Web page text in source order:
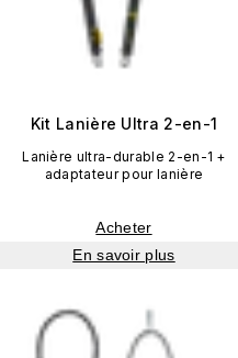
Kit Lanière Ultra 2-en-1
Lanière ultra-durable 2-en-1 +
adaptateur pour lanière
Acheter
En savoir plus